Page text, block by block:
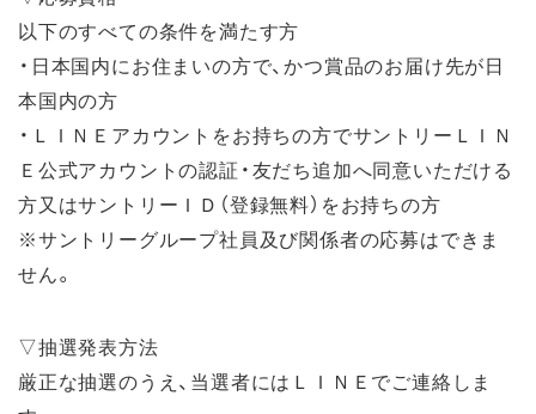
以下のすべての条件を満たす方
・日本国内にお住まいの方で、かつ賞品のお届け先が日
本国内の方
・ＬＩＮＥアカウントをお持ちの方でサントリーＬＩＮ
Ｅ公式アカウントの認証・友だち追加へ同意いただける
方又はサントリーＩＤ（登録無料）をお持ちの方
※サントリーグループ社員及び関係者の応募はできま
せん。
▽抽選発表方法
厳正な抽選のうえ、当選者にはＬＩＮＥでご連絡しま